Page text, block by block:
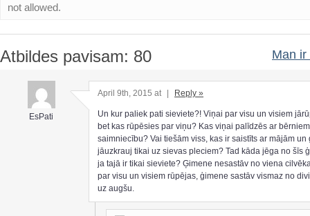
not allowed.
Atbildes pavisam: 80 Man ir
EsPati
April 9th, 2015 at Reply »
Un kur paliek pati sieviete?! Viņai par visu un visiem
bet kas rūpēsies par viņu? Kas viņai palīdzēs ar
saimniecību? Vai tiešām viss, kas ir saistīts ar mājām un
jāuzkrauj tikai uz sievas pleciem? Tad kāda jēga no šīs
ja tajā ir tikai sieviete? Ģimene nesastāv no viena
par visu un visiem rūpējas, ģimene sastāv vismaz no
uz augšu.